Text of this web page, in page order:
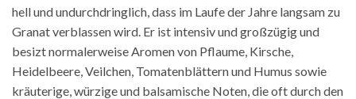
hell und undurchdringlich, dass im Laufe der Jahre langsam zu
Granat verblassen wird. Er ist intensiv und großzügig und
besizt normalerweise Aromen von Pflaume, Kirsche,
Heidelbeere, Veilchen, Tomatenblättern und Humus sowie
kräuterige, würzige und balsamische Noten, die oft durch den